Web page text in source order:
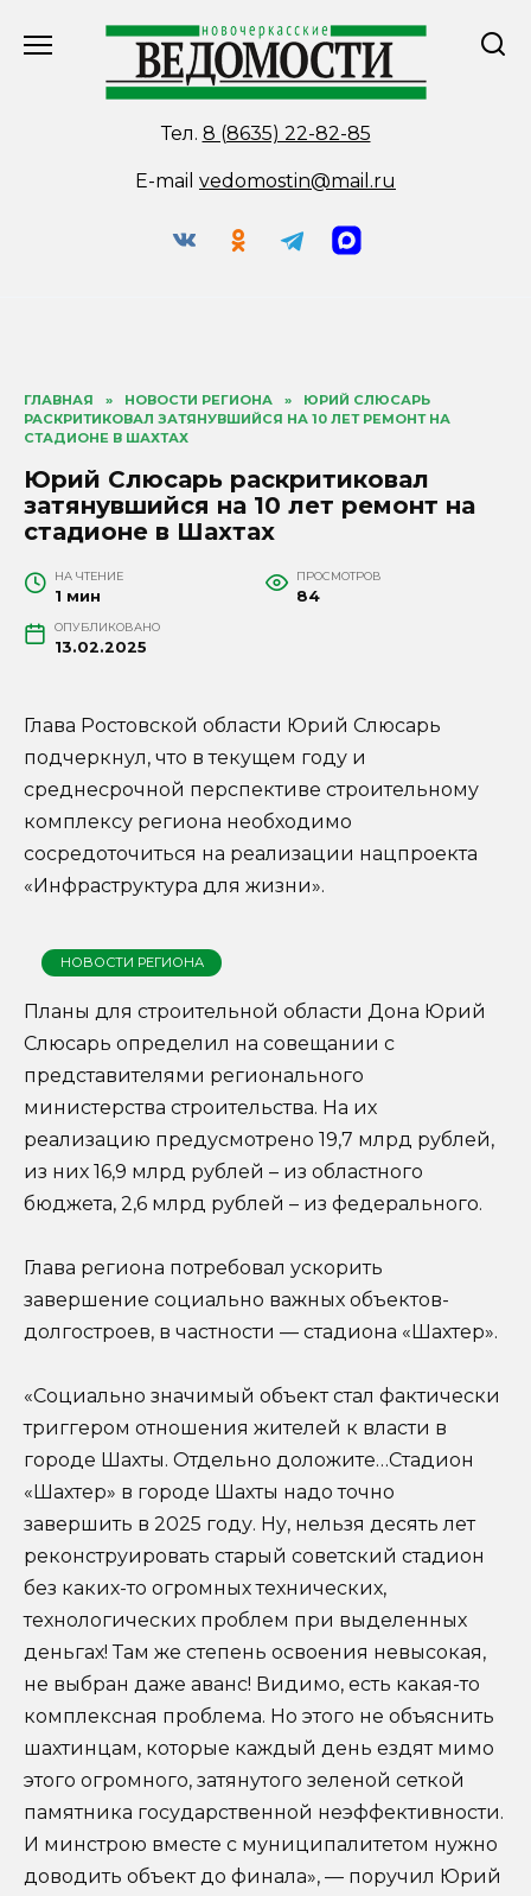
Тел. 8 (8635) 22-82-85
E-mail vedomostin@mail.ru
ГЛАВНАЯ » НОВОСТИ РЕГИОНА »
ЮРИЙ СЛЮСАРЬ
РАСКРИТИКОВАЛ ЗАТЯНУВШИЙСЯ НА 10 ЛЕТ РЕМОНТ НА
СТАДИОНЕ В ШАХТАХ
Юрий Слюсарь раскритиковал
затянувшийся на 10 лет ремонт на
стадионе в Шахтах
НА ЧТЕНИЕ
1 мин
ПРОСМОТРОВ
84
ОПУБЛИКОВАНО
13.02.2025
Глава Ростовской области Юрий Слюсарь
подчеркнул, что в текущем году и
среднесрочной перспективе строительному
комплексу региона необходимо
сосредоточиться на реализации нацпроекта
«Инфраструктура для жизни».
НОВОСТИ РЕГИОНА
Планы для строительной области Дона Юрий
Слюсарь определил на совещании с
представителями регионального
министерства строительства. На их
реализацию предусмотрено 19,7 млрд рублей,
из них 16,9 млрд рублей – из областного
бюджета, 2,6 млрд рублей – из федерального.
Глава региона потребовал ускорить
завершение социально важных объектов-
долгостроев, в частности — стадиона «Шахтер».
«Социально значимый объект стал фактически
триггером отношения жителей к власти в
городе Шахты. Отдельно доложите…Стадион
«Шахтер» в городе Шахты надо точно
завершить в 2025 году. Ну, нельзя десять лет
реконструировать старый советский стадион
без каких-то огромных технических,
технологических проблем при выделенных
деньгах! Там же степень освоения невысокая,
не выбран даже аванс! Видимо, есть какая-то
комплексная проблема. Но этого не объяснить
шахтинцам, которые каждый день ездят мимо
этого огромного, затянутого зеленой сеткой
памятника государственной неэффективности.
И минстрою вместе с муниципалитетом нужно
доводить объект до финала», — поручил Юрий